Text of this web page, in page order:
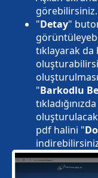
görebilirsiniz.
"Detay"
tıklayarak
"Barkodlu
pdf halini "